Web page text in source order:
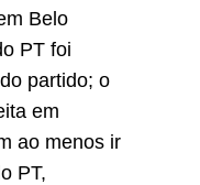
Belo
PT foi
partido; o
em
ao menos ir
PT,